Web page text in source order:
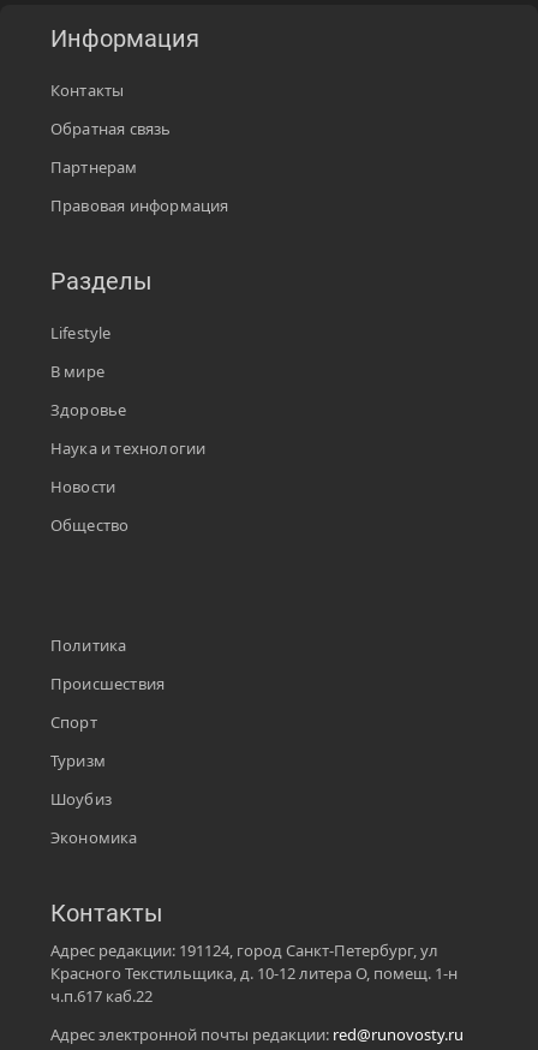
Информация
Контакты
Обратная связь
Партнерам
Правовая информация
Разделы
Lifestyle
В мире
Здоровье
Наука и технологии
Новости
Общество
Политика
Происшествия
Спорт
Туризм
Шоубиз
Экономика
Контакты
Адрес редакции: 191124, город Санкт-Петербург, ул
Красного Текстильщика, д. 10-12 литера О, помещ. 1-н
ч.п.617 каб.22
Адрес электронной почты редакции: red@runovosty.ru